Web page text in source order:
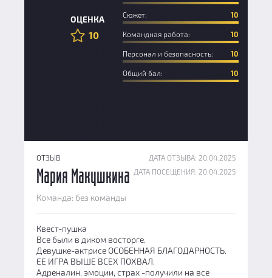
ОЦЕНКА
10
Сюжет: 10
Командная работа: 10
Персонал и безопасность: 10
Общий бал: 10
ОТЗЫВ
ДАТА ОТЗЫВА: 20.04.2025
ДАТА ПОСЕЩЕНИЯ: 20.04.2025
Мария Макушкина
Команда: без команды
Квест-пушка
Все были в диком восторге.
Девушке-актрисе ОСОБЕННАЯ БЛАГОДАРНОСТЬ.
ЕЕ ИГРА ВЫШЕ ВСЕХ ПОХВАЛ.
Адреналин, эмоции, страх -получили на все